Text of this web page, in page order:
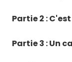
Partie 2 :
Partie 3 : Un